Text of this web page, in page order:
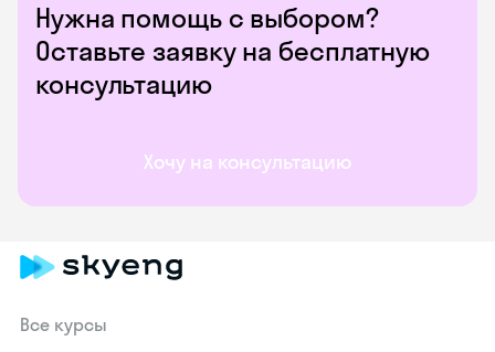
Нужна помощь с выбором?
Оставьте заявку на бесплатную
консультацию
Хочу на консультацию
Все курсы